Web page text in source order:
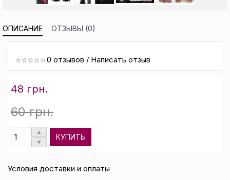
ОПИСАНИЕ ОТЗЫВЫ (0)
0 отзывов / Написать отзыв
48 грн.
60 грн.
КУПИТЬ
Условия доставки и оплаты